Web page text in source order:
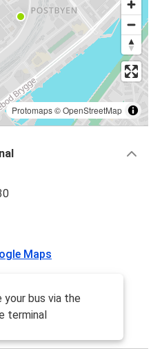
Protomaps©OpenStreetMap
Maps
your bus via the
terminal